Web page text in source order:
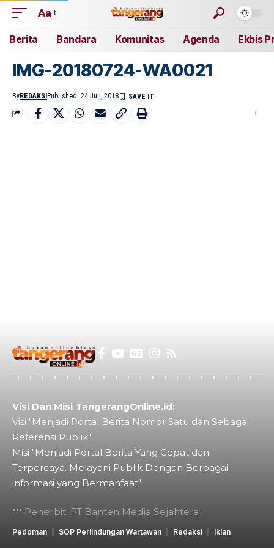
Aa
Berita Bandara Komunitas Agenda Ekbis
IMG-20180724-WA0021
ByREDAKSI Published: 24 Juli, 2018
Visi Dan Misi TangerangOnline.id:
Visi "Menjadi Portal Berita Nomor Satu dan Sebagai
Referensi Publik"
Misi "Menjadi Portal Berita Yang Cepat dan
Terpercaya. Melayani Publik Dengan Berbagai
informasi yang Bermanfaat"
Penerbit: PT Banten Media Sejahtera
Pedoman SOP Perlindungan Wartawan Redaksi Iklan